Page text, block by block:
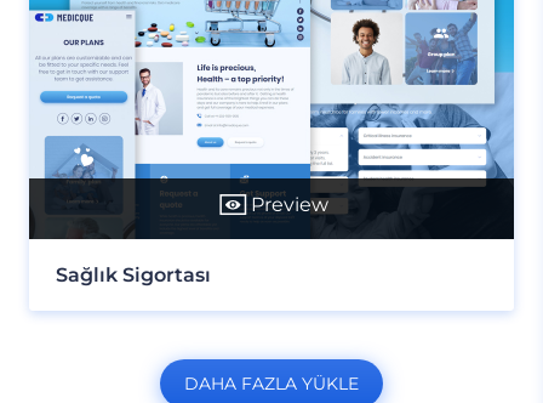
Preview
Sağlık Sigortası
DAHA FAZLA YÜKLE